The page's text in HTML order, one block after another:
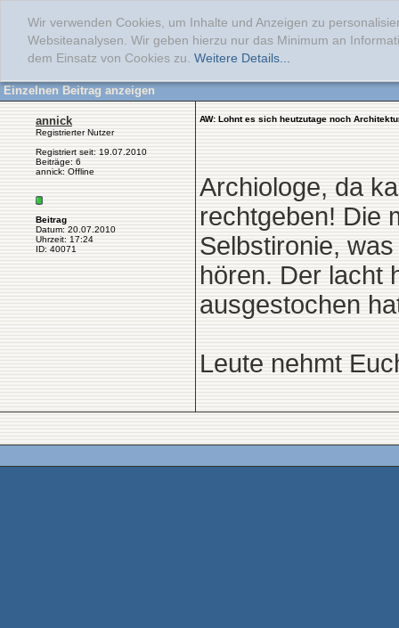
Wir verwenden Cookies, um Inhalte und Anzeigen zu
Websiteanalysen. Wir geben hierzu nur das Minimum an
dem Einsatz von Cookies zu. Weitere Details...
Einzelnen Beitrag anzeigen
annick
Registrierter Nutzer
Registriert seit: 19.07.2010
Beiträge: 6
annick: Offline
Beitrag
Datum: 20.07.2010
Uhrzeit: 17:24
ID: 40071
AW: Lohnt es sich heutzutage noch
Archiologe, da
rechtgeben! Die
Selbstironie,
hören. Der lacht
ausgestochen
Leute nehmt